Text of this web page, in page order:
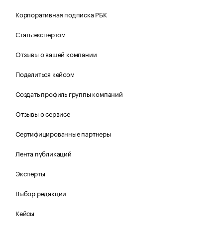
Корпоративная подписка РБК
Стать экспертом
Отзывы о вашей компании
Поделиться кейсом
Создать профиль группы компаний
Отзывы о сервисе
Сертифицированные партнеры
Лента публикаций
Эксперты
Выбор редакции
Кейсы